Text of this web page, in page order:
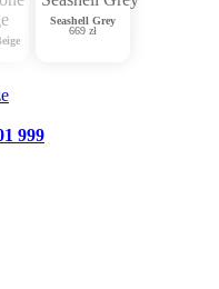
Seashell Grey
669 zł
999